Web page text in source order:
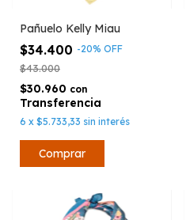
Pañuelo Kelly Miau
$34.400 -20% OFF
$43.000
$30.960 con
6 x $5.733,33 sin interés